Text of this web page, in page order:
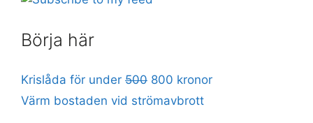
Börja här
Krislåda för under 500 800 kronor
Värm bostaden vid strömavbrott